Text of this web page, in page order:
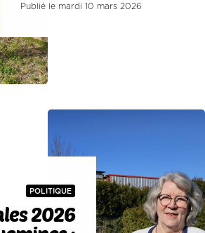
Publié le mardi 10 mars 2026
POLITIQUE
2026